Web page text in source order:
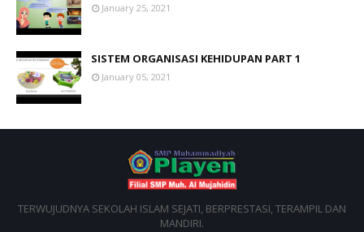
January 25, 2021
SISTEM ORGANISASI KEHIDUPAN PART 1
January 05, 2021
TERWUJUDNYA SEKOLAH ISLAM SEJATI, BERPRESTASI, TERAMPIL DAN
MANDIRI.